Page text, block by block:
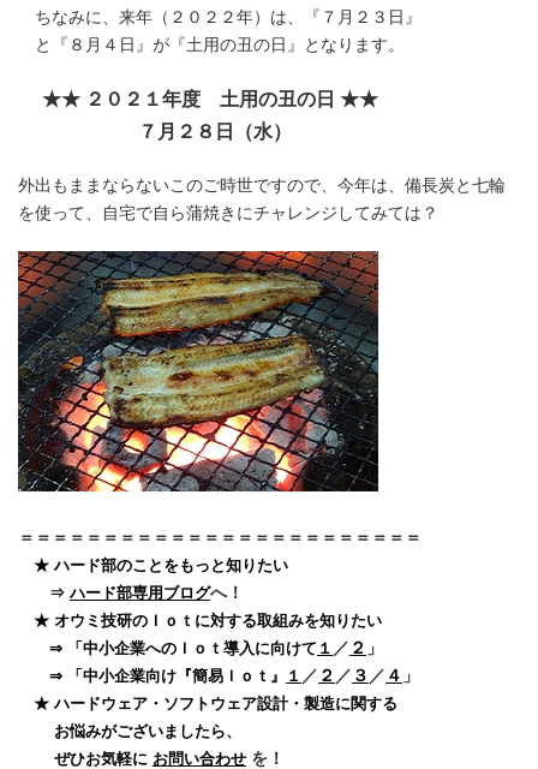
ちなみに、来年（２０２２年）は、『７月２３日』
と『８月４日』が『土用の丑の日』となります。
★★ ２０２１年度 土用の丑の日 ★★
７月２８日（水）
外出もままならないこのご時世ですので、今年は、備長炭と七輪
を使って、自宅で自ら蒲焼きにチャレンジしてみては？
＝＝＝＝＝＝＝＝＝＝＝＝＝＝＝＝＝＝＝＝＝＝＝＝
★ ハード部のことをもっと知りたい
⇒ ハード部専用ブログへ！
★ オウミ技研のＩｏｔに対する取組みを知りたい
⇒ 「中小企業へのＩｏｔ導入に向けて １ ／ ２ 」
⇒ 「中小企業向け『簡易Ｉｏｔ』 １ ／ ２ ／ ３ ／ ４ 」
★ ハードウェア・ソフトウェア設計・製造に関する
お悩みがございましたら、
ぜひお気軽に お問い合わせ を！